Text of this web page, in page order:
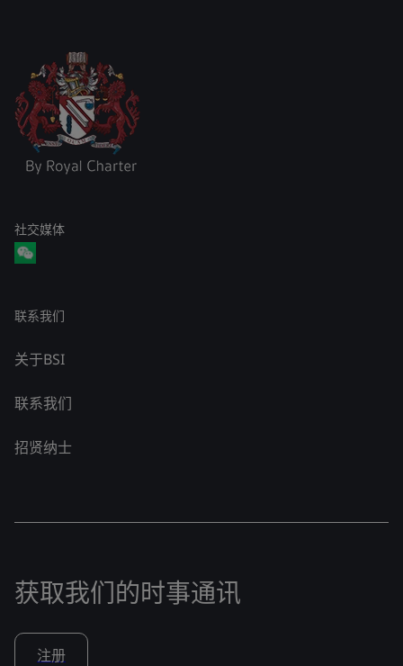
社交媒体
联系我们
关于BSI
联系我们
招贤纳士
获取我们的时事通讯
注册